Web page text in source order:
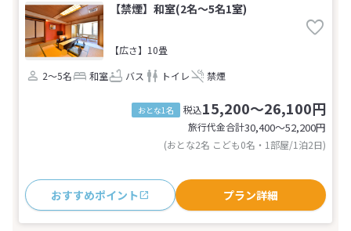
【禁煙】和室(2名～5名1室)
【広さ】10畳
2～5名
和室 バス トイレ 禁煙
おとな1名 税込15,200～26,100円
旅行代金合計30,400〜52,200円
(おとな2名 こども0名・1部屋/1泊2日)
おすすめポイント プラン詳細